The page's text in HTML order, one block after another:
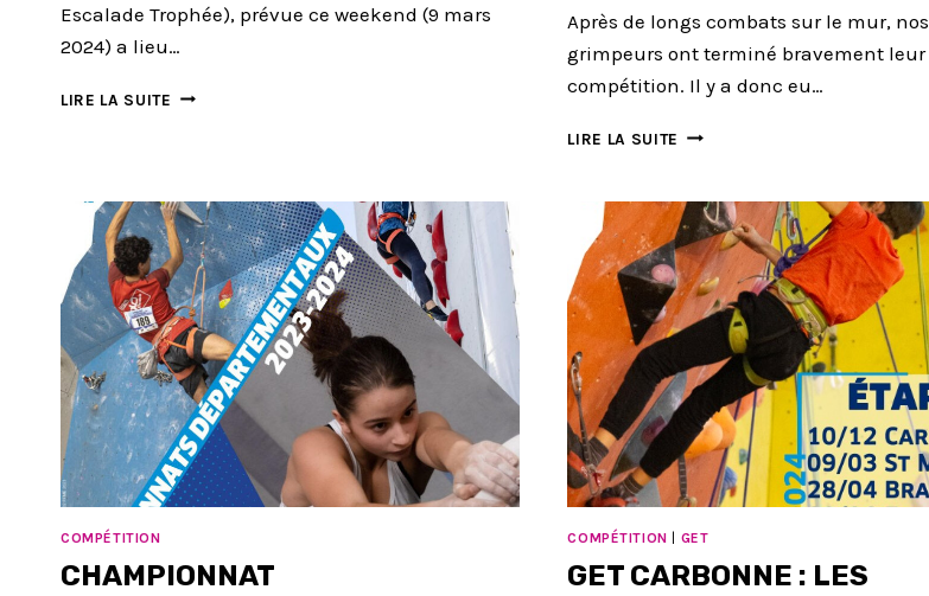
Escalade Trophée), prévue ce weekend (9 mars
2024) a lieu…
LIRE LA SUITE GET
ET
ORDRES
DE
PASSAGE
Après de longs combats sur le mur, nos
grimpeurs ont terminé bravement leur
compétition. Il y a donc eu…
LIRE LA SUITE CHAMPIONNAT
DU
03
MARS
À
CARBONNE
:
RÉSULTATS
COMPÉTITION
CHAMPIONNAT
COMPÉTITION GET
GET CARBONNE : LES